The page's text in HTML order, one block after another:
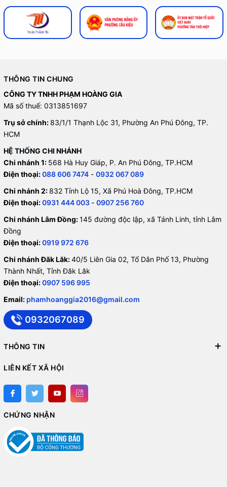
THÔNG TIN CHUNG
CÔNG TY TNHH PHẠM HOÀNG GIA
Mã số thuế: 0313851697
Trụ sở chính: 83/1/1 Thạnh Lộc 31, Phường An Phú Đông, TP.
HCM
HỆ THỐNG CHI NHÁNH
Chi nhánh 1: 568 Hà Huy Giáp, P. An Phú Đông, TP.HCM
Điện thoại:088 606 7474 - 0932 067 089
Chi nhánh 2: 832 Tỉnh Lộ 15, Xã Phú Hoà Đông, TP.HCM
Điện thoại:0931 444 003 - 0907 256 760
Chi nhánh Lâm Đồng:145 đường độc lập, xã Tánh Linh, tỉnh Lâm
Đồng
Điện thoại:0919 972 676
Chi nhánh Đăk Lăk:40/5 Liên Gia 02, Tổ Dân Phố 13, Phường
Thành Nhất, Tỉnh Đăk Lăk
Điện thoại:0907 596 995
Email: phamhoanggia2016@gmail.com
0932067089
THÔNG TIN
LIÊN KẾT XÃ HỘI
CHỨNG NHẬN